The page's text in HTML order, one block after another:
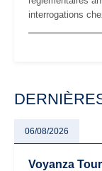
interrogations
facturation ou
06/08/2026
Voyanza